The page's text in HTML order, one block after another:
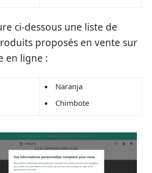
ci-dessous une liste de
proposés en vente sur
en ligne :
Naranja
Chimbote